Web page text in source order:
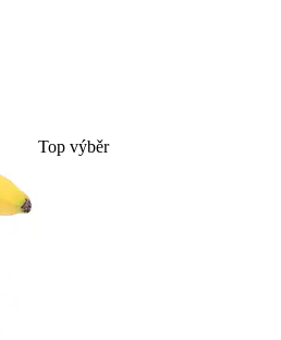
Top výběr